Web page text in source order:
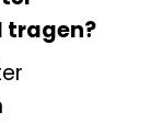
tragen?